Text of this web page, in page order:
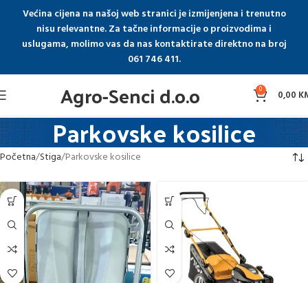
Većina cijena na našoj web stranici je izmijenjena i trenutno
nisu relevantne. Za tačne informacije o proizvodima i
uslugama, molimo vas da nas kontaktirate direktno na broj
061 746 411.
Agro-Senci d.o.o 0 0,00
Parkovske kosilice
Početna Stiga Parkovske kosilice